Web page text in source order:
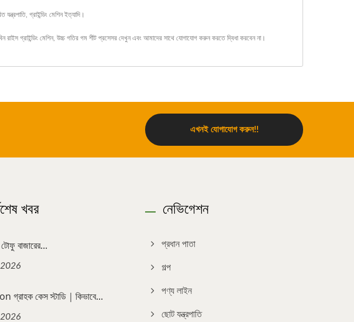
গ্রাইন্ডিং মেশিন ইত্যাদি।
রাইস গ্রাইন্ডিং মেশিন, উচ্চ গতির গম শীট প্রসেসর দেখুন এবং আমাদের সাথে যোগাযোগ করুনকরতে দ্বিধা করবেন না।
এখনই যোগাযোগ করুন!!
খবর
টোফু বাজারের...
গ্রাহক কেস স্টাডি｜কিভাবে...
নেভিগেশন
প্রধান পাতা
গল্প
পণ্য লাইন
ছোট যন্ত্রপাতি